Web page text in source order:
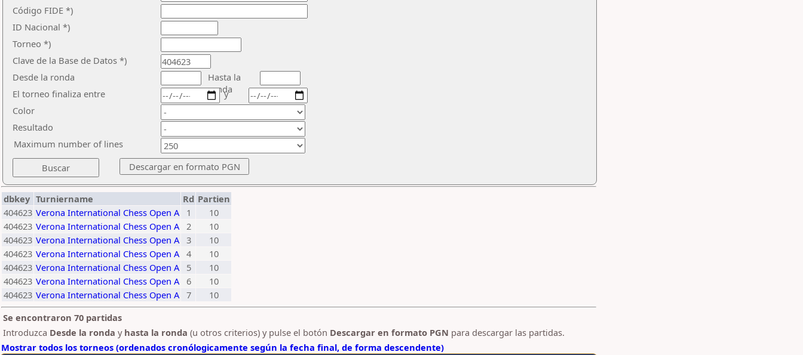
Código FIDE *)
ID Nacional *)
Torneo *)
Clave de la Base de Datos *)
Desde la ronda
Hasta la
ronda
El torneo finaliza entre
Color
Resultado
y
Maximum number of lines
dbkey Turniername Rd Partien
404623 Verona International Chess Open A 1
10
404623 Verona International Chess Open A 2
10
404623 Verona International Chess Open A 3
10
404623 Verona International Chess Open A 4
10
404623 Verona International Chess Open A 5
10
404623 Verona International Chess Open A 6
10
404623 Verona International Chess Open A 7
10
Se encontraron 70 partidas
Introduzca Desde la ronda y hasta la ronda (u otros criterios) y pulse el botón Descargar en formato PGN para descargar las partidas.
Mostrar todos los torneos (ordenados cronólogicamente según la fecha final, de forma descendente)